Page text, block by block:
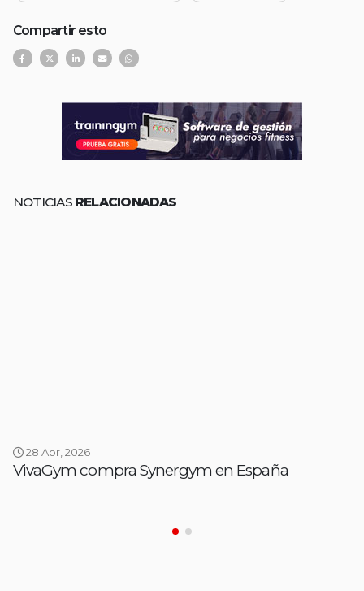
Compartir esto
NOTICIAS RELACIONADAS
28 Abr, 2026
VivaGym compra Synergym en España